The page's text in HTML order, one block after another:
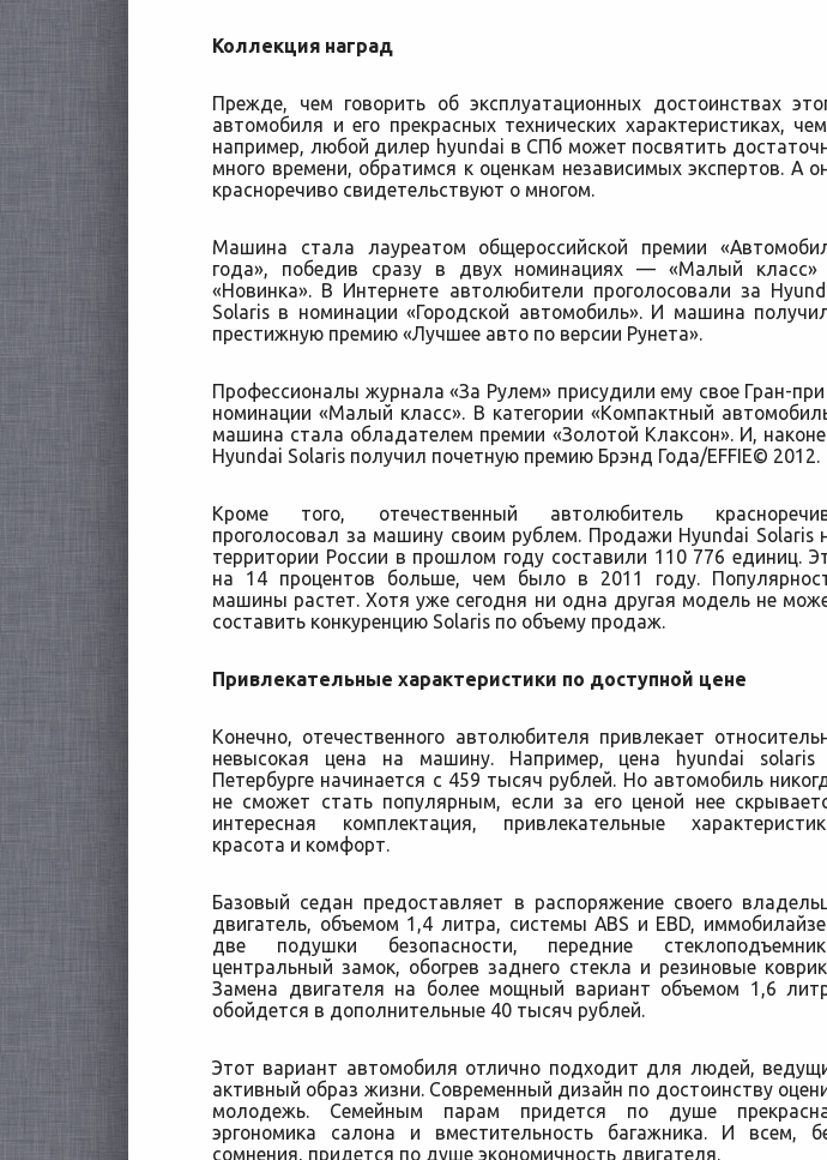
Коллекция наград
Прежде, чем говорить об эксплуатационных достоинствах
автомобиля и его прекрасных технических характеристиках,
например, любой дилер hyundai в СПб может посвятить
много времени, обратимся к оценкам независимых экспертов. А
красноречиво свидетельствуют о многом.
Машина стала лауреатом общероссийской премии
года», победив сразу в двух номинациях — «Малый класс»
«Новинка». В Интернете автолюбители проголосовали за
Solaris в номинации «Городской автомобиль». И машина
престижную премию «Лучшее авто по версии Рунета».
Профессионалы журнала «За Рулем» присудили ему свое Гран-
номинации «Малый класс». В категории «Компактный
машина стала обладателем премии «Золотой Клаксон». И,
Hyundai Solaris получил почетную премию Брэнд Года/EFFIE© 2012.
Кроме того, отечественный автолюбитель
проголосовал за машину своим рублем. Продажи Hyundai Solaris
территории России в прошлом году составили 110 776 единиц.
на 14 процентов больше, чем было в 2011 году.
машины растет. Хотя уже сегодня ни одна другая модель не
составить конкуренцию Solaris по объему продаж.
Привлекательные характеристики по доступной цене
Конечно, отечественного автолюбителя привлекает
невысокая цена на машину. Например, цена hyundai solaris
Петербурге начинается с 459 тысяч рублей. Но автомобиль
не сможет стать популярным, если за его ценой нее
интересная комплектация, привлекательные
красота и комфорт.
Базовый седан предоставляет в распоряжение своего
двигатель, объемом 1,4 литра, системы ABS и EBD,
две подушки безопасности, передние
центральный замок, обогрев заднего стекла и резиновые
Замена двигателя на более мощный вариант объемом 1,6
обойдется в дополнительные 40 тысяч рублей.
Этот вариант автомобиля отлично подходит для людей,
активный образ жизни. Современный дизайн по достоинству
молодежь. Семейным парам придется по душе
эргономика салона и вместительность багажника. И всем,
сомнения, придется по душе экономичность двигателя.